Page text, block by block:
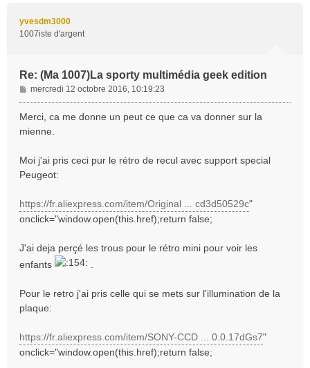
yvesdm3000
1007iste d'argent
Re: (Ma 1007)La sporty multimédia geek edition
M
e
s
s
e
mercredi 12 octobre 2016, 10:19:23
Merci, ca me donne un peut ce que ca va donner sur la
mienne.
Moi j'ai pris ceci pur le rétro de recul avec support special
Peugeot:
https://fr.aliexpress.com/item/Original ... cd3d50529c"
onclick="window.open(this.href);return false;
J'ai deja perçé les trous pour le rétro mini pour voir les
enfants
.
Pour le retro j'ai pris celle qui se mets sur l'illumination de la
plaque:
https://fr.aliexpress.com/item/SONY-CCD ... 0.0.17dGs7"
onclick="window.open(this.href);return false;